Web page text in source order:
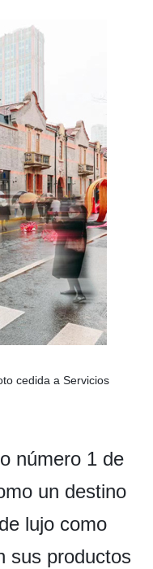
cedida a Servicios
número 1 de
un destino
lujo como
sus productos